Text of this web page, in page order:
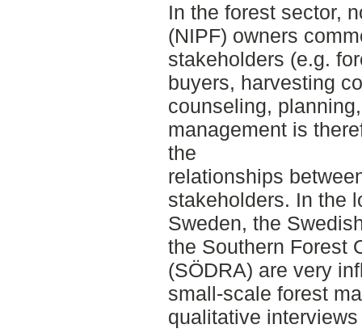
In the forest sector,
(NIPF) owners
stakeholders (e.g.
buyers, harvesting
counseling,
management is
the
relationships
stakeholders. In the
Sweden, the
the Southern Forest
(SÖDRA) are very
small-scale forest
qualitative